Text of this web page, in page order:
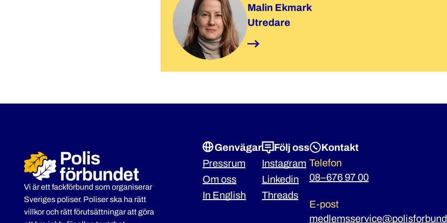
Malin Ekmark
Utredare
Vi är ett fackförbund som organiserar
Sveriges poliser. Poliser ska ha rätt
villkor och rätt förutsättningar att göra
Genvägar
Pressrum
Om oss
In English
Följ oss
Instagram
Linkedin
Threads
Kontakt
Telefon
08–676 97 00
E-post